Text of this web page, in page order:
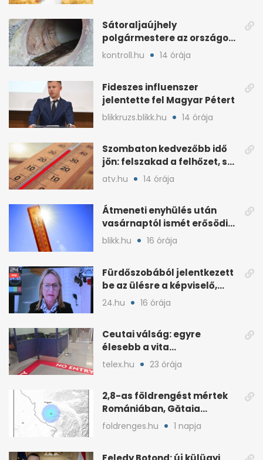
Sátoraljaújhely
polgármestere az országos
hír miatt támadt
kontroll.hu 14 órája
Fideszes influenszer
jelentette fel Magyar Pétert
blikkruzs.blikk.hu 14 órája
Szombaton kedvezőbb idő
jön: felszakad a felhőzet, sok
napsütéssel
atv.hu 14 órája
Átmeneti enyhülés után
vasárnaptól ismét erősödik
a hőség
blikk.hu 16 órája
Fürdőszobából jelentkezett
be az ülésre a képviselő,
árny tűnt fel mögötte
24.hu 16 órája
Ceutai válság: egyre
élesebb a vita
Spanyolország és
Olaszország között
telex.hu 23 órája
2,8-as földrengést mértek
Romániában, Gătaia
közelében
foldrenges.hu 1 napja